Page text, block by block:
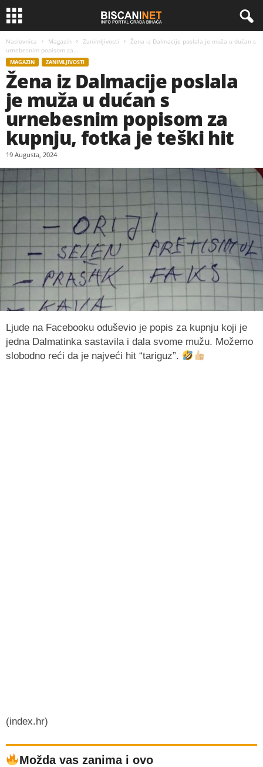
Naslovnica Magazin Zanimljivosti
Žena iz Dalmacije poslala je muža u dućan s
urnebesnim popisom za...
MAGAZIN ZANIMLJIVOSTI
Žena iz Dalmacije poslala
je muža u dućan s
urnebesnim popisom za
kupnju, fotka je teški hit
19 Augusta, 2024
Ljude na Facebooku oduševio je popis za kupnju koji je
jedna Dalmatinka sastavila i dala svome mužu. Možemo
slobodno reći da je najveći hit “tariguz”.
(index.hr)
Možda vas zanima i ovo